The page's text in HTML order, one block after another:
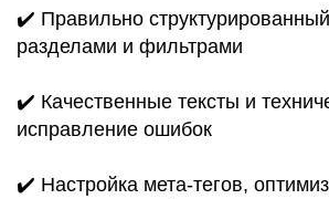
✔️ Правильно
разделами и фильтрами
✔️ Качественные тексты и
исправление ошибок
✔️ Настройка мета-тегов,